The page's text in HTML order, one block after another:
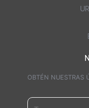
OBTÉN NUESTRAS